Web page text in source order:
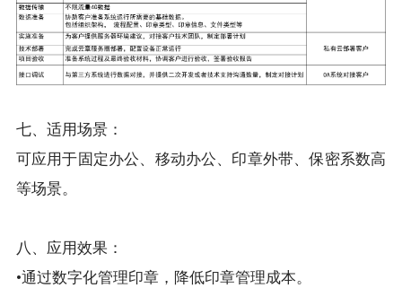
七、适用场景：
可应用于固定办公、移动办公、印章外带、保密系数高
等场景。
八、应用效果：
•通过数字化管理印章，降低印章管理成本。